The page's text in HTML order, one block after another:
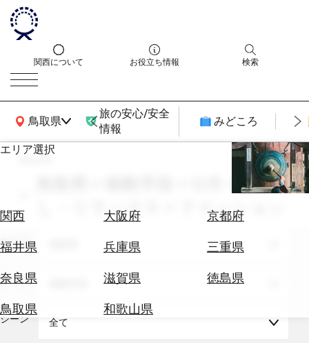
関西について お役立ち情報 検索
鳥取県
関西広域MAP
旅の安心/安全
情報
みどころ
エリア選択
関西 大阪府
京都府
福井県
兵庫県
三重県
奈良県
滋賀県
徳島県
鳥取県
和歌山県
エ
券
テ
を
search
鳥取県 × 移動手段 × 12月 × 癒
し・リラックス × ファッション
エリア
テーマ
シーン 全て